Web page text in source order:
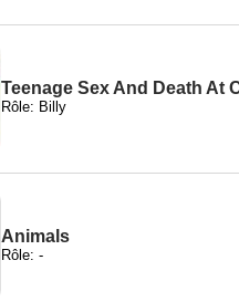
Teenage Sex And Death At
Rôle: Billy
Animals
Rôle: -